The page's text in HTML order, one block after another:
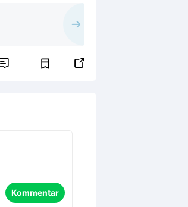

Kommentar